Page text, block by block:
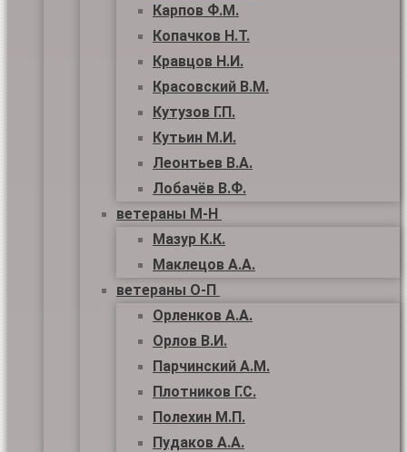
Карпов Ф.М.
Копачков Н.Т.
Кравцов Н.И.
Красовский В.М.
Кутузов Г.П.
Кутьин М.И.
Леонтьев В.А.
Лобачёв В.Ф.
ветераны М-Н
Мазур К.К.
Маклецов А.А.
ветераны О-П
Орленков А.А.
Орлов В.И.
Парчинский А.М.
Плотников Г.С.
Полехин М.П.
Пудаков А.А.